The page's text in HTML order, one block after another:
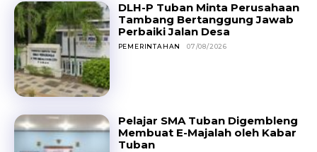
DLH-P Tuban Minta Perusahaan
Tambang Bertanggung Jawab
Perbaiki Jalan Desa
PEMERINTAHAN 07/08/2026
Pelajar SMA Tuban Digembleng
Membuat E-Majalah oleh Kabar
Tuban